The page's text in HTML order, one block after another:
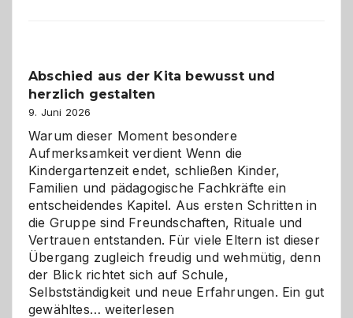
verstehen
Abschied aus der Kita bewusst und
herzlich gestalten
9. Juni 2026
Warum dieser Moment besondere
Aufmerksamkeit verdient Wenn die
Kindergartenzeit endet, schließen Kinder,
Familien und pädagogische Fachkräfte ein
entscheidendes Kapitel. Aus ersten Schritten in
die Gruppe sind Freundschaften, Rituale und
Vertrauen entstanden. Für viele Eltern ist dieser
Übergang zugleich freudig und wehmütig, denn
der Blick richtet sich auf Schule,
Selbstständigkeit und neue Erfahrungen. Ein gut
gewähltes…Abschied
weiterlesen